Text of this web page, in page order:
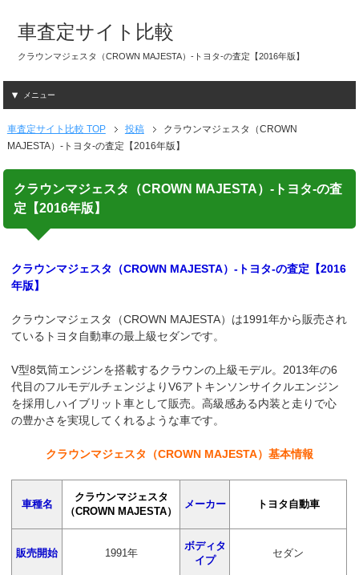
車査定サイト比較
クラウンマジェスタ（CROWN MAJESTA）-トヨタ-の査定【2016年版】
メニュー
車査定サイト比較 TOP 投稿
クラウンマジェスタ（CROWN
MAJESTA）-トヨタ-の査定【2016年版】
クラウンマジェスタ（CROWN MAJESTA）-トヨタ-の査
定【2016年版】
クラウンマジェスタ（CROWN MAJESTA）-トヨタ-の査定【2016
年版】
クラウンマジェスタ（CROWN MAJESTA）は1991年から販売され
ているトヨタ自動車の最上級セダンです。
V型8気筒エンジンを搭載するクラウンの上級モデル。2013年の6
代目のフルモデルチェンジよりV6アトキンソンサイクルエンジン
を採用しハイブリット車として販売。高級感ある内装と走りで心
の豊かさを実現してくれるような車です。
クラウンマジェスタ（CROWN MAJESTA）基本情報
車種名
クラウンマジェスタ
（CROWN MAJESTA）
メーカー トヨタ自動車
販売開始 1991年
ボディタ
イプ
セダン